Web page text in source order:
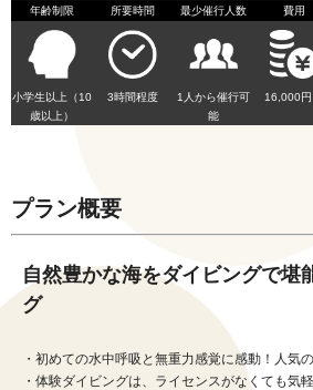
年齢制限
小学生以上（10
歳以上）
所要時間
3時間程度
最少催行人数
1人から催行可
能
費用
16,000円
プラン概要
自然豊かな海をダイビングで堪
グ
・初めての水中呼吸と無重力感覚に感動！人気
・体験ダイビングは、ライセンスがなくても気